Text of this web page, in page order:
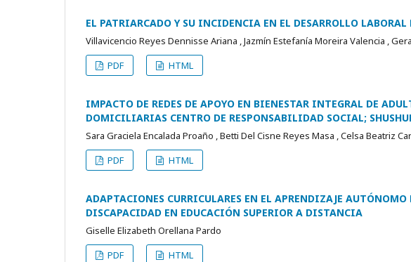
EL PATRIARCADO Y SU INCIDENCIA EN EL DESARROLLO LABORAL
Villavicencio Reyes Dennisse Ariana , Jazmín Estefanía Moreira Valencia ,
PDF
HTML
IMPACTO DE REDES DE APOYO EN BIENESTAR INTEGRAL DE
DOMICILIARIAS CENTRO DE RESPONSABILIDAD SOCIAL;
Sara Graciela Encalada Proaño , Betti Del Cisne Reyes Masa , Celsa Beatriz
PDF
HTML
ADAPTACIONES CURRICULARES EN EL APRENDIZAJE
DISCAPACIDAD EN EDUCACIÓN SUPERIOR A DISTANCIA
Giselle Elizabeth Orellana Pardo
PDF
HTML